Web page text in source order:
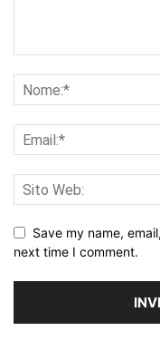
Save my name,
next time I comment.